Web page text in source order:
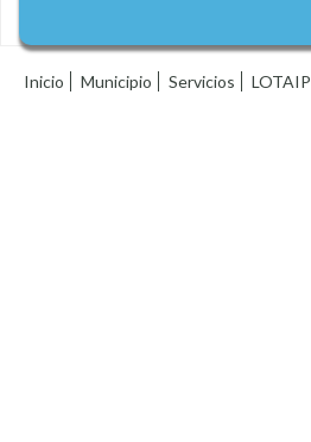
Inicio Municipio Servicios LOTAIP